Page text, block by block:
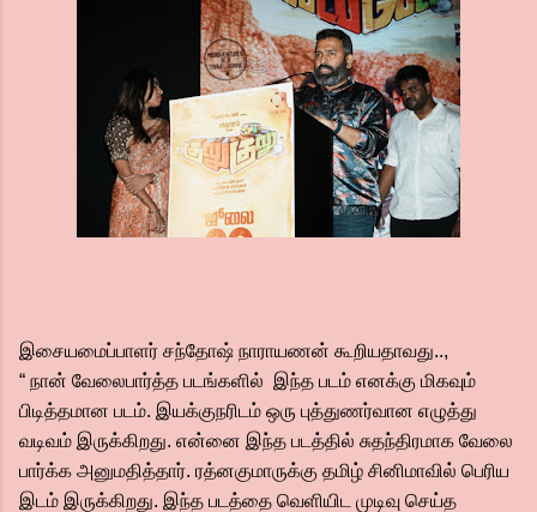
இசையமைப்பாளர் சந்தோஷ் நாராயணன் கூறியதாவது..,
“ நான் வேலைபார்த்த படங்களில் இந்த படம் எனக்கு மிகவும்
பிடித்தமான படம். இயக்குநரிடம் ஒரு புத்துணர்வான எழுத்து
வடிவம் இருக்கிறது. என்னை இந்த படத்தில் சுதந்திரமாக வேலை
பார்க்க அனுமதித்தார். ரத்னகுமாருக்கு தமிழ் சினிமாவில் பெரிய
இடம் இருக்கிறது. இந்த படத்தை வெளியிட முடிவு செய்த